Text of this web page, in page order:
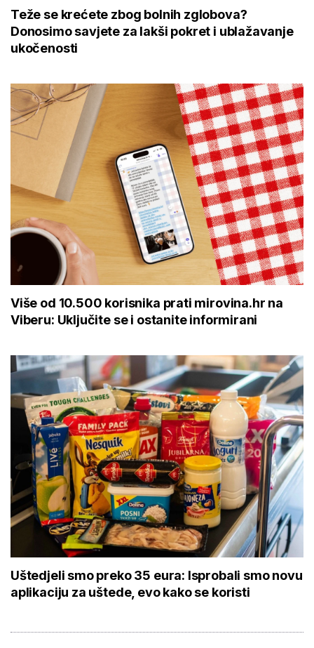
Teže se krećete zbog bolnih zglobova?
Donosimo savjete za lakši pokret i ublažavanje
ukočenosti
Više od 10.500 korisnika prati mirovina.hr na
Viberu: Uključite se i ostanite informirani
Uštedjeli smo preko 35 eura: Isprobali smo novu
aplikaciju za uštede, evo kako se koristi